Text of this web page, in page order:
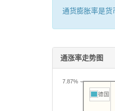
通货膨胀率是货
通涨率走势图
7.87%
德国